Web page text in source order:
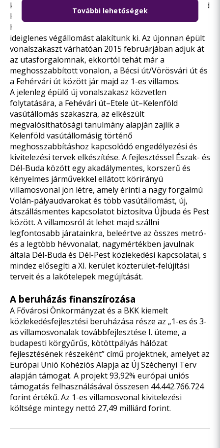
kilométeres meghosszabbítása a jelenlegi Közvágóhíd
H végállomástól a Rákóczi híd–Szerémi út–
Hengermalom út útvonalon a Fehévári útig, ahol
ideiglenes végállomást alakítunk ki. Az újonnan épült
vonalszakaszt várhatóan 2015 februárjában adjuk át
az utasforgalomnak, ekkortól tehát már a
meghosszabbított vonalon, a Bécsi út/Vörösvári út és
a Fehérvári út között jár majd az 1-es villamos.
A jelenleg épülő új vonalszakasz közvetlen
folytatására, a Fehévári út–Etele út–Kelenföld
vasútállomás szakaszra, az elkészült
megvalósíthatósági tanulmány alapján zajlik a
Kelenföld vasútállomásig történő
meghosszabbításhoz kapcsolódó engedélyezési és
kivitelezési tervek elkészítése. A fejlesztéssel Észak- és
Dél-Buda között egy akadálymentes, korszerű és
kényelmes járművekkel ellátott körirányú
villamosvonal jön létre, amely érinti a nagy forgalmú
Volán-pályaudvarokat és több vasútállomást, új,
átszállásmentes kapcsolatot biztosítva Újbuda és Pest
között. A villamosról át lehet majd szállni
legfontosabb járatainkra, beleértve az összes metró-
és a legtöbb hévvonalat, nagymértékben javulnak
általa Dél-Buda és Dél-Pest közlekedési kapcsolatai, s
mindez elősegíti a XI. kerület közterület-felújítási
terveit és a lakótelepek megújítását.
A beruházás finanszírozása
A Fővárosi Önkormányzat és a BKK kiemelt
közlekedésfejlesztési beruházása része az „1-es és 3-
as villamosvonalak továbbfejlesztése I. üteme, a
budapesti körgyűrűs, kötöttpályás hálózat
fejlesztésének részeként” című projektnek, amelyet az
Európai Unió Kohéziós Alapja az Új Széchenyi Terv
alapján támogat. A projekt 93,92% európai uniós
támogatás felhasználásával összesen 44.442.766.724
forint értékű. Az 1-es villamosvonal kivitelezési
költsége mintegy nettó 27,49 milliárd forint.
További lehetőségek